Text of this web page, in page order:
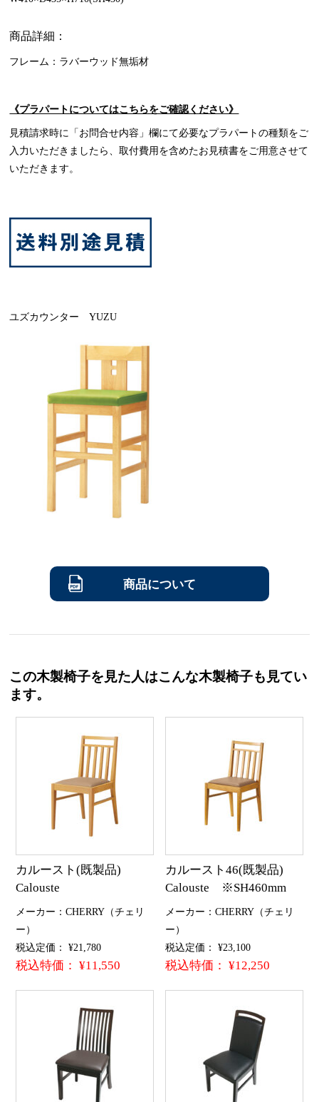
商品詳細：
フレーム：ラバーウッド無垢材
《プラパートについてはこちらをご確認ください》
見積請求時に「お問合せ内容」欄にて必要なプラパートの種類をご
入力いただきましたら、取付費用を含めたお見積書をご用意させて
いただきます。
ユズカウンター YUZU
商品について
この木製椅子を見た人はこんな木製椅子も見てい
ます。
カルースト(既製品)
Calouste
メーカー：CHERRY（チェリ
ー）
税込定価： ¥21,780
税込特価： ¥11,550
カルースト46(既製品)
Calouste ※SH460mm
メーカー：CHERRY（チェリ
ー）
税込定価： ¥23,100
税込特価： ¥12,250